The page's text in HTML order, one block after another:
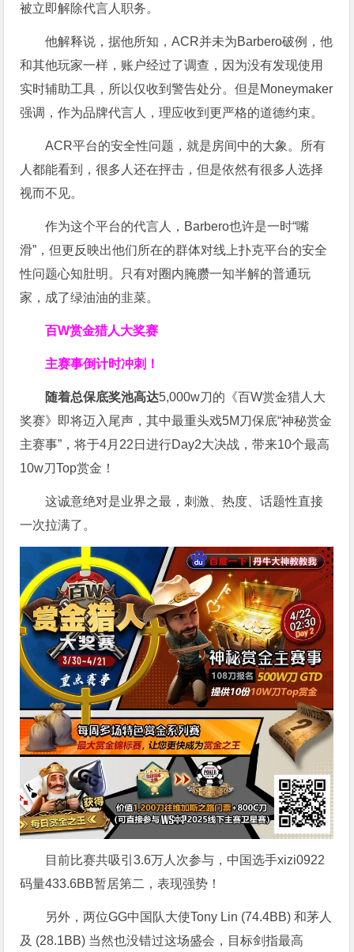
被立即解除代言人职务。
他解释说，据他所知，ACR并未为Barbero破例，他
和其他玩家一样，账户经过了调查，因为没有发现使用
实时辅助工具，所以仅收到警告处分。但是Moneymaker
强调，作为品牌代言人，理应收到更严格的道德约束。
ACR平台的安全性问题，就是房间中的大象。所有
人都能看到，很多人还在抨击，但是依然有很多人选择
视而不见。
作为这个平台的代言人，Barbero也许是一时“嘴
滑”，但更反映出他们所在的群体对线上扑克平台的安全
性问题心知肚明。只有对圈内腌臜一知半解的普通玩
家，成了绿油油的韭菜。
百W赏金猎人大奖赛
主赛事倒计时冲刺！
随着总保底奖池高达5,000w刀的《百W赏金猎人大
奖赛》即将迈入尾声，其中最重头戏5M刀保底“神秘赏金
主赛事”，将于4月22日进行Day2大决战，带来10个最高
10w刀Top赏金！
这诚意绝对是业界之最，刺激、热度、话题性直接
一次拉满了。
目前比赛共吸引3.6万人次参与，中国选手xizi0922
码量433.6BB暂居第二，表现强势！
另外，两位GG中国队大使Tony Lin (74.4BB) 和茅人
及 (28.1BB) 当然也没错过这场盛会，目标剑指最高